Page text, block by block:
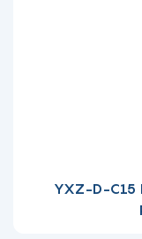
YXZ-D-C15